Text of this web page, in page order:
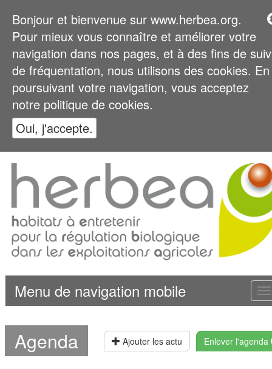
Bonjour et bienvenue sur www.herbea.org.
Pour mieux vous connaître et améliorer votre
navigation dans nos pages, et à des fins de
de fréquentation, nous utilisons des cookies. En
poursuivant votre navigation, vous acceptez
notre politique de cookies.
Oui, j'accepte.
Menu de navigation mobile
Agenda Enlever l'agenda
Ajouter les actu